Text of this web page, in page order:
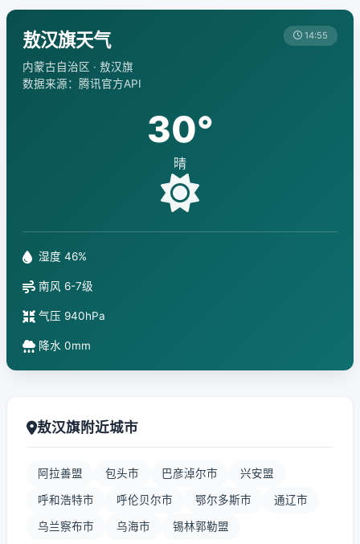
敖汉旗天气
内蒙古自治区 · 敖汉旗
数据来源：腾讯官方API
14:55
30°
晴
湿度 46%
南风 6-7级
气压 940hPa
降水 0mm
敖汉旗附近城市
阿拉善盟 包头市 巴彦淖尔市 兴安盟
呼和浩特市 呼伦贝尔市 鄂尔多斯市 通辽市
乌兰察布市 乌海市 锡林郭勒盟